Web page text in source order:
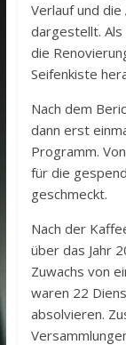
Verlauf und
dargestellt.
die
Seifenkiste
Nach dem
dann erst
Programm.
für die
geschmeckt.
Nach der
über das Jahr
Zuwachs von
waren 22
absolvieren.